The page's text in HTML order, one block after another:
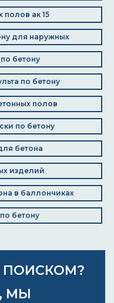
полов ак 15
для наружных
бетону
по бетону
полов
по бетону
бетона
изделий
в баллончиках
бетону
ПОИСКОМ?
МЫ